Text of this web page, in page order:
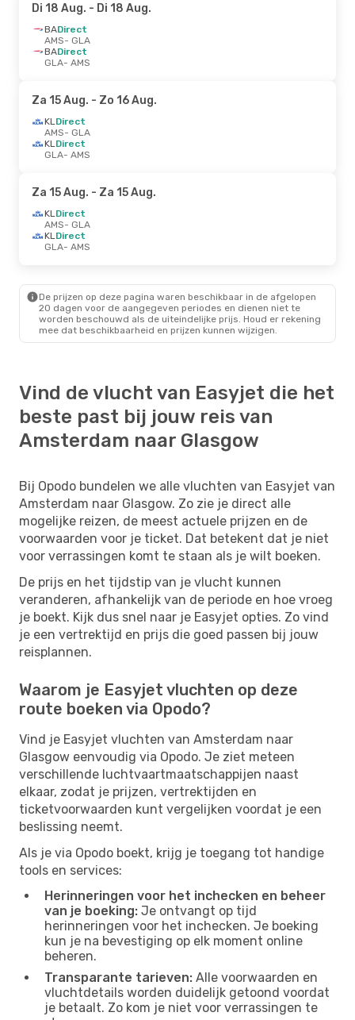
Di 18 Aug. - Di 18 Aug.
BADirect
AMS- GLA
BADirect
GLA- AMS
Za 15 Aug. - Zo 16 Aug.
KLDirect
AMS- GLA
KLDirect
GLA- AMS
Za 15 Aug. - Za 15 Aug.
KLDirect
AMS- GLA
KLDirect
GLA- AMS
De prijzen op deze pagina waren beschikbaar in de afgelopen
20 dagen voor de aangegeven periodes en dienen niet te
worden beschouwd als de uiteindelijke prijs. Houd er rekening
mee dat beschikbaarheid en prijzen kunnen wijzigen.
Vind de vlucht van Easyjet die het
beste past bij jouw reis van
Amsterdam naar Glasgow
Bij Opodo bundelen we alle vluchten van Easyjet van
Amsterdam naar Glasgow. Zo zie je direct alle
mogelijke reizen, de meest actuele prijzen en de
voorwaarden voor je ticket. Dat betekent dat je niet
voor verrassingen komt te staan als je wilt boeken.
De prijs en het tijdstip van je vlucht kunnen
veranderen, afhankelijk van de periode en hoe vroeg
je boekt. Kijk dus snel naar je Easyjet opties. Zo vind
je een vertrektijd en prijs die goed passen bij jouw
reisplannen.
Waarom je Easyjet vluchten op deze
route boeken via Opodo?
Vind je Easyjet vluchten van Amsterdam naar
Glasgow eenvoudig via Opodo. Je ziet meteen
verschillende luchtvaartmaatschappijen naast
elkaar, zodat je prijzen, vertrektijden en
ticketvoorwaarden kunt vergelijken voordat je een
beslissing neemt.
Als je via Opodo boekt, krijg je toegang tot handige
tools en services:
Herinneringen voor het inchecken en beheer
van je boeking: Je ontvangt op tijd
herinneringen voor het inchecken. Je boeking
kun je na bevestiging op elk moment online
beheren.
Transparante tarieven: Alle voorwaarden en
vluchtdetails worden duidelijk getoond voordat
je betaalt. Zo kom je niet voor verrassingen te